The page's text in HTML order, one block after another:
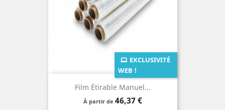
EXCLUSIVITÉ
WEB !
Film Étirable Manuel...
À partir de Prix
46,37 €